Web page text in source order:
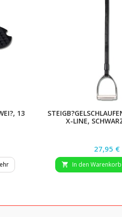
13
X-LINE,
Preis
27,95 €
 In den Warenkorb